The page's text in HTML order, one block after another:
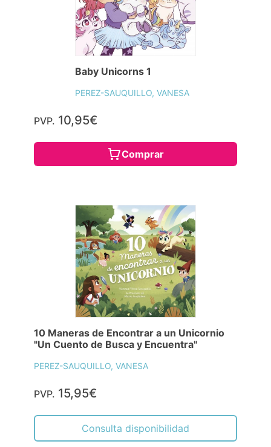
Baby Unicorns 1
PEREZ-SAUQUILLO, VANESA
PVP. 10,95€
Comprar
10 Maneras de Encontrar a un Unicornio
"Un Cuento de Busca y Encuentra"
PEREZ-SAUQUILLO, VANESA
PVP. 15,95€
Consulta disponibilidad